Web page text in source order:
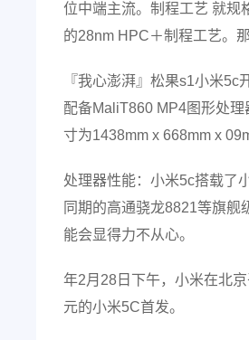
位中端主流。制程工艺 就规
的28nm HPC＋制程工艺。
『我心澎湃』松果s1小米
配备MaliT860 MP4图形处
寸为1438mm x 668mm x
处理器性能：小米5c搭载了
同期的高通骁龙8821等旗
能会显得力不从心。
年2月28日下午，小米在北
元的小米5C首发。